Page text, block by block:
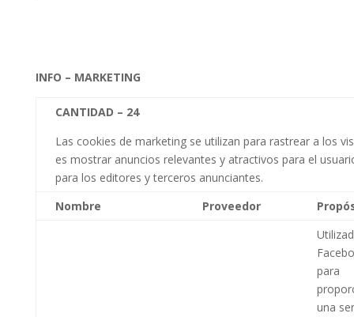
INFO – MARKETING
CANTIDAD – 24
Las cookies de marketing se utilizan para rastrear a los
es mostrar anuncios relevantes y atractivos para el
para los editores y terceros anunciantes.
Nombre
Proveedor
para
una